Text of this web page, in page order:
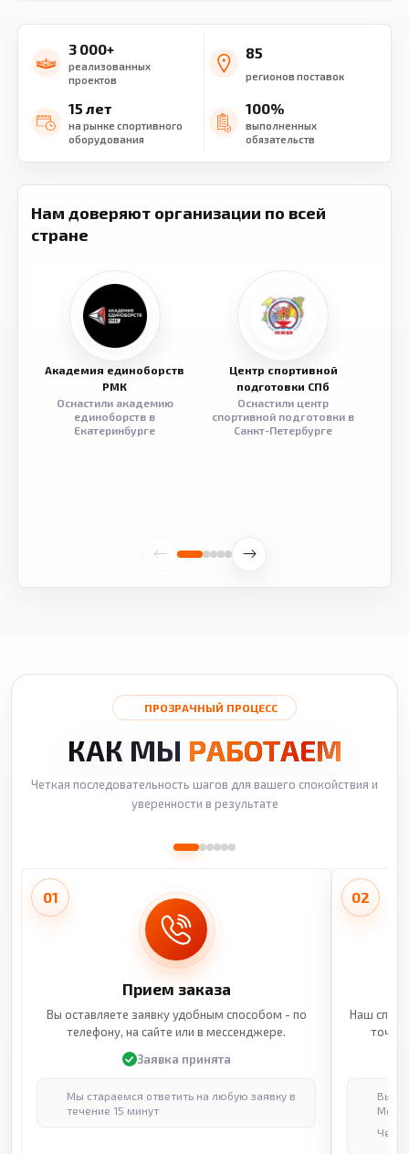
3 000+
реализованных
проектов
85
регионов поставок
15 лет
на рынке спортивного
оборудования
100%
выполненных
обязательств
Нам доверяют организации по всей
стране
Академия единоборств
РМК
Оснастили академию
единоборств в
Екатеринбурге
Центр спортивной
подготовки СПб
Оснастили центр
спортивной подготовки в
Санкт-Петербурге
ПРОЗРАЧНЫЙ ПРОЦЕСС
КАК МЫ РАБОТАЕМ
Четкая последовательность шагов для вашего спокойствия и
уверенности в результате
01
Прием заказа
Вы оставляете заявку удобным способом - по
телефону, на сайте или в мессенджере.
Заявка принята
Мы стараемся ответить на любую заявку в
течение 15 минут
02
Наш